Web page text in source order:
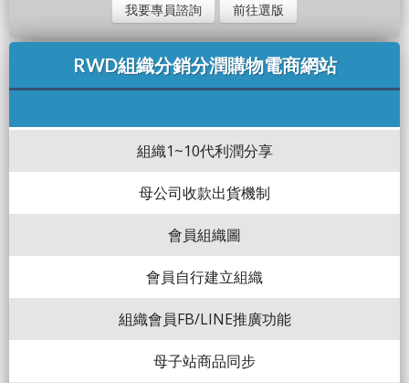
我要專員諮詢 前往選版
RWD組織分銷分潤購物電商網站
組織1~10代利潤分享
母公司收款出貨機制
會員組織圖
會員自行建立組織
組織會員FB/LINE推廣功能
母子站商品同步